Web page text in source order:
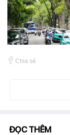
Chia sẻ
ĐỌC THÊM